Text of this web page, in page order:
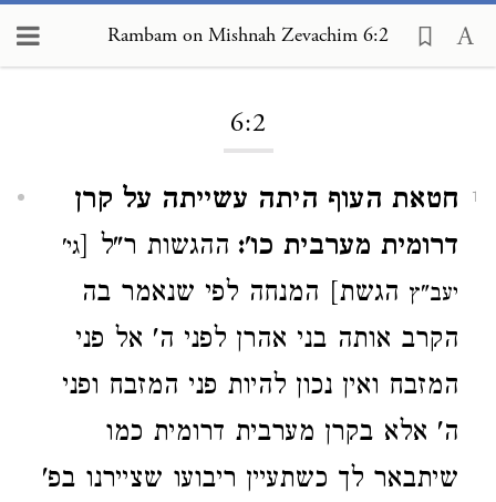
Rambam on Mishnah Zevachim 6:2
6:2
1
חטאת העוף היתה עשייתה על קרן
דרומית מערבית כו': ההגשות ר"ל [גי'
יעב"ץ הגשת] המנחה לפי שנאמר בה
הקרב אותה בני אהרן לפני ה' אל פני
המזבח ואין נכון להיות פני המזבח ופני
ה' אלא בקרן מערבית דרומית כמו
שיתבאר לך כשתעיין ריבועו שציירנו בפ'